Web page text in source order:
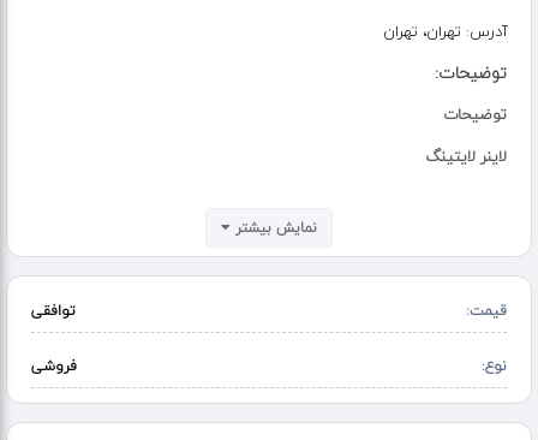
آدرس: تهران، تهران
توضیحات:
توضیحات
لاینر لایتینگ
تولید و فروش عمده انواع پروفیل نوری
ادرس لاینر لایتینگ ؛ لاله زار تهران
نمایش بیشتر
قیمت: توافقی
نوع: فروشی